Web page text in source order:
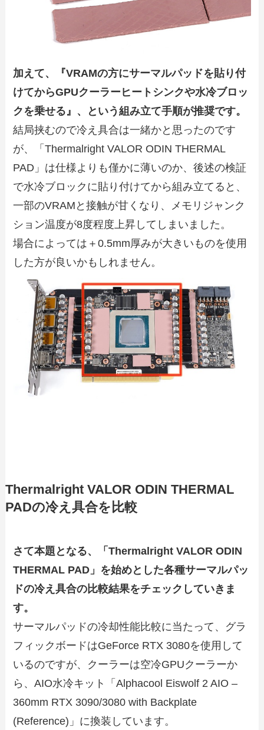
加えて、『VRAMの方にサーマルパッドを貼り付
けてからGPUクーラーヒートシンクや水冷ブロッ
クを乗せる』、という組み立て手順が推奨です。
結局挟むので冷え具合は一緒かと思ったのです
が、「Thermalright VALOR ODIN THERMAL
PAD」は仕様よりも僅かに薄いのか、後述の検証
で水冷ブロックに貼り付けてから組み立てると、
一部のVRAMと接触が甘くなり、メモリジャンク
ション温度が8度程度上昇してしまいました。
場合によっては＋0.5mm厚みが大きいものを使用
した方が良いかもしれません。
Thermalright VALOR ODIN THERMAL
PADの冷え具合を比較
さて本題となる、「Thermalright VALOR ODIN
THERMAL PAD」を始めとした各種サーマルパッ
ドの冷え具合の比較結果をチェックしていきま
す。
サーマルパッドの冷却性能比較に当たって、グラ
フィックボードはGeForce RTX 3080を使用して
いるのですが、クーラーは空冷GPUクーラーか
ら、AIO水冷キット「Alphacool Eiswolf 2 AIO –
360mm RTX 3090/3080 with Backplate
(Reference)」に換装しています。